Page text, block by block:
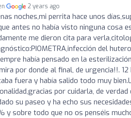
2 years ago
noches,mi perrita hace unos
antes no había visto ninguna cosa
me dieron cita para
del
había pensado en la
por donde al final, de urgencia!!.
fuera y había salido todo muy
por cuidarla, de
su paseo y ha echo sus
y sobre todo que no os penséis